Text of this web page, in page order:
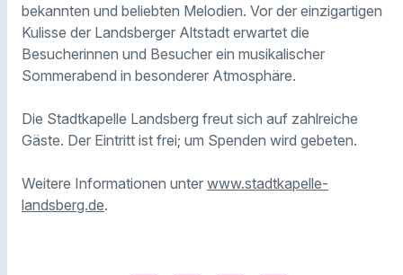
bekannten und beliebten Melodien. Vor der einzigartigen
Kulisse der Landsberger Altstadt erwartet die
Besucherinnen und Besucher ein musikalischer
Sommerabend in besonderer Atmosphäre.
Die Stadtkapelle Landsberg freut sich auf zahlreiche
Gäste. Der Eintritt ist frei; um Spenden wird gebeten.
Weitere Informationen unter www.stadtkapelle-
landsberg.de.